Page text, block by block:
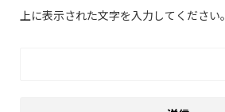
上に表示された文字を入力してください。